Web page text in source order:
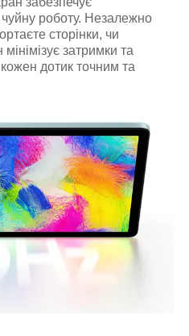
роботу. Незалежно
сторінки, чи
затримки та
дотик точним та